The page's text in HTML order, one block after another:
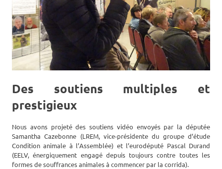
Des soutiens multiples et
prestigieux
Nous avons projeté des soutiens vidéo envoyés par la députée
Samantha Cazebonne (LREM, vice-présidente du groupe d’étude
Condition animale à l’Assemblée) et l’eurodéputé Pascal Durand
(EELV, énergiquement engagé depuis toujours contre toutes les
formes de souffrances animales à commencer par la corrida).